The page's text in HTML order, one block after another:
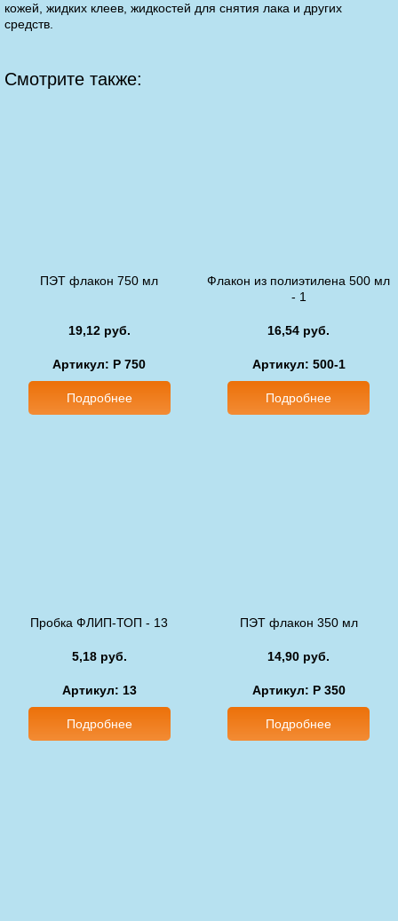
кожей, жидких клеев, жидкостей для снятия лака и других
средств.
Смотрите также:
ПЭТ флакон 750 мл
19,12 руб.
Артикул: P 750
Подробнее
Флакон из полиэтилена 500 мл
- 1
16,54 руб.
Артикул: 500-1
Подробнее
Пробка ФЛИП-ТОП - 13
5,18 руб.
Артикул: 13
Подробнее
ПЭТ флакон 350 мл
14,90 руб.
Артикул: P 350
Подробнее